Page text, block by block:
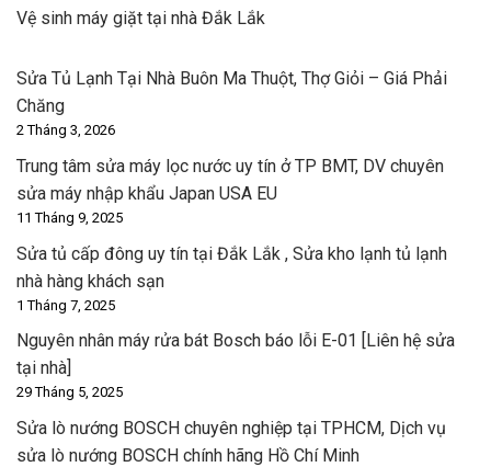
Vệ sinh máy giặt tại nhà Đắk Lắk
Sửa Tủ Lạnh Tại Nhà Buôn Ma Thuột, Thợ Giỏi – Giá Phải
Chăng
2 Tháng 3, 2026
Trung tâm sửa máy lọc nước uy tín ở TP BMT, DV chuyên
sửa máy nhập khẩu Japan USA EU
11 Tháng 9, 2025
Sửa tủ cấp đông uy tín tại Đắk Lắk , Sửa kho lạnh tủ lạnh
nhà hàng khách sạn
1 Tháng 7, 2025
Nguyên nhân máy rửa bát Bosch báo lỗi E-01 [Liên hệ sửa
tại nhà]
29 Tháng 5, 2025
Sửa lò nướng BOSCH chuyên nghiệp tại TPHCM, Dịch vụ
sửa lò nướng BOSCH chính hãng Hồ Chí Minh